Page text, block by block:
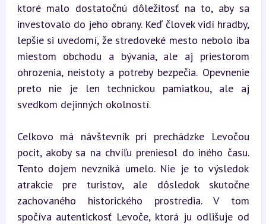
ktoré malo dostatočnú dôležitosť na to, aby sa
investovalo do jeho obrany. Keď človek vidí hradby,
lepšie si uvedomí, že stredoveké mesto nebolo iba
miestom obchodu a bývania, ale aj priestorom
ohrozenia, neistoty a potreby bezpečia. Opevnenie
preto nie je len technickou pamiatkou, ale aj
svedkom dejinných okolností.
Celkovo má návštevník pri prechádzke Levočou
pocit, akoby sa na chvíľu preniesol do iného času.
Tento dojem nevzniká umelo. Nie je to výsledok
atrakcie pre turistov, ale dôsledok skutočne
zachovaného historického prostredia. V tom
spočíva autentickosť Levoče, ktorá ju odlišuje od